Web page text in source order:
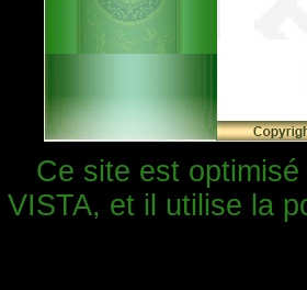
Ce site est
VISTA, et il utilise la